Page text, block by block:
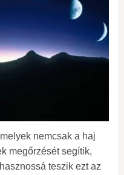
nemcsak a haj
megőrzését segítik,
teszik ezt az